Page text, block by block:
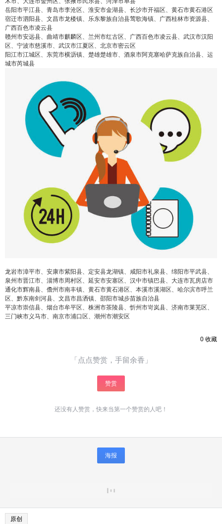
岳阳市平江县、青岛市李沧区、淮安市金湖县、长沙市开福区、黄石市黄石港区
宿迁市泗阳县、文昌市龙楼镇、乐东黎族自治县莺歌海镇、广西桂林市资源县、
广西百色市凌云县
赣州市安远县、曲靖市麒麟区、兰州市红古区、广西百色市凌云县、武汉市汉阳
区、宁波市慈溪市、武汉市江夏区、北京市密云区
阳江市江城区、东莞市横沥镇、楚雄楚雄市、酒泉市阿克塞哈萨克族自治县、运
城市芮城县
龙岩市漳平市、安康市紫阳县、定安县龙湖镇、咸阳市礼泉县、绵阳市平武县、
泉州市晋江市、淄博市周村区、延安市安塞区、汉中市镇巴县、大连市瓦房店市
通化市辉南县、儋州市南丰镇、黄石市黄石港区、本溪市溪湖区、哈尔滨市呼兰
区、黔东南剑河县、文昌市昌洒镇、邵阳市城步苗族自治县
平凉市崇信县、烟台市牟平区、株洲市茶陵县、忻州市岢岚县、济南市莱芜区、
三门峡市义马市、南京市浦口区、潮州市潮安区
0 收藏
「点点赞赏，手留余香」
赞赏
还没有人赞赏，快来当第一个赞赏的人吧！
海报
原创
false 给undefined打赏
2 元 5 元 10 元
false 付费内容
立刻支付
您没有权限发布内容，请购买会员或者提升权
限。
6位以上
忘记密码？找回